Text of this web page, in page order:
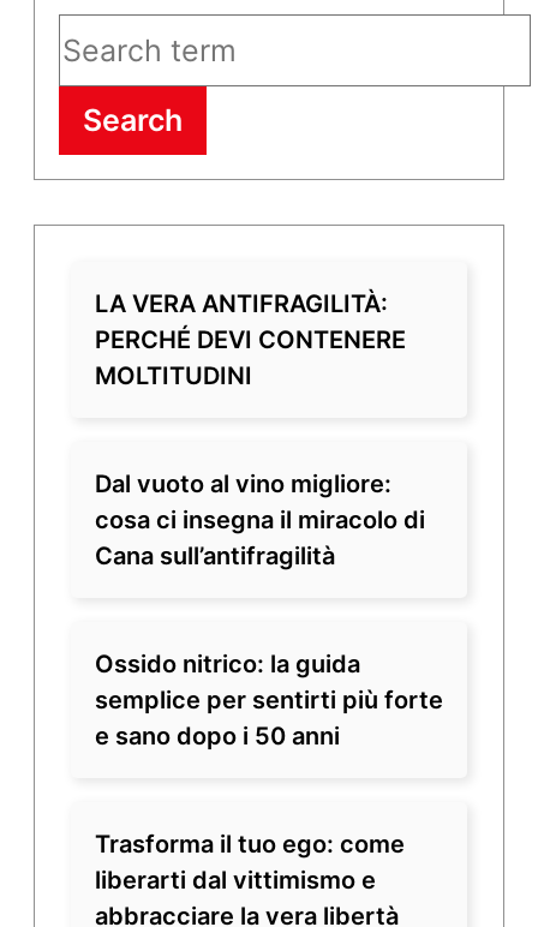
Search
LA VERA ANTIFRAGILITÀ:
PERCHÉ DEVI CONTENERE
MOLTITUDINI
Dal vuoto al vino migliore:
cosa ci insegna il miracolo di
Cana sull’antifragilità
Ossido nitrico: la guida
semplice per sentirti più forte
e sano dopo i 50 anni
Trasforma il tuo ego: come
liberarti dal vittimismo e
abbracciare la vera libertà